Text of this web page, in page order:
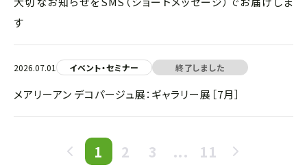
す
2026.07.01 イベント・セミナー 終了しました
メアリーアン デコパージュ展：ギャラリー展［7月］
1 2 3 ... 11